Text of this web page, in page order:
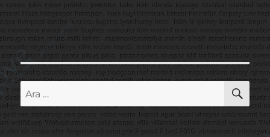
Ara: